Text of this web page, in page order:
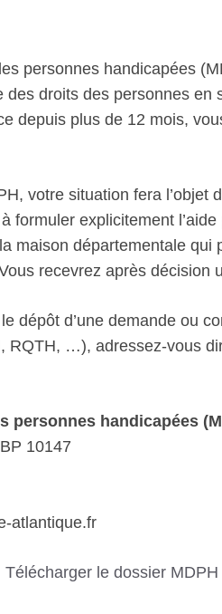
personnes handicapées
droits des personnes en
depuis plus de 12 mois,
votre situation fera l’objet
formuler explicitement
maison départementale
recevrez après décision
dépôt d’une demande ou
RQTH, …), adressez-vous
personnes handicapées
10147
atlantique.fr
Télécharger le dossier MDPH